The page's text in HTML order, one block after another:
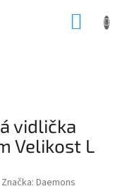
vidlička
Velikost L
Značka: Daemons